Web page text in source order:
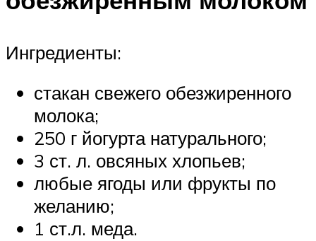
Ингредиенты:
стакан свежего обезжиренного
молока;
250 г йогурта натурального;
3 ст. л. овсяных хлопьев;
любые ягоды или фрукты по
желанию;
1 ст.л. меда.